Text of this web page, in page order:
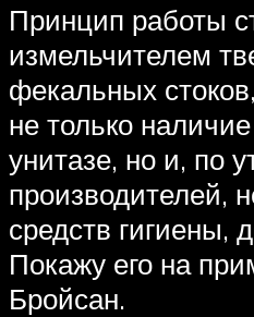
Принцип работы
измельчителем
фекальных
не только
унитазе, но и, по
производителей,
средств гигиены,
Покажу его на
Бройсан.